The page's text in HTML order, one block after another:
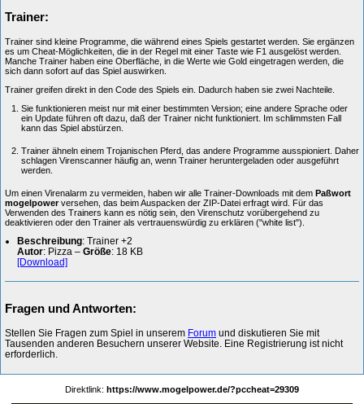
Trainer:
Trainer sind kleine Programme, die während eines Spiels gestartet werden. Sie ergänzen
es um Cheat-Möglichkeiten, die in der Regel mit einer Taste wie F1 ausgelöst werden.
Manche Trainer haben eine Oberfläche, in die Werte wie Gold eingetragen werden, die
sich dann sofort auf das Spiel auswirken.
Trainer greifen direkt in den Code des Spiels ein. Dadurch haben sie zwei Nachteile.
Sie funktionieren meist nur mit einer bestimmten Version; eine andere Sprache oder
ein Update führen oft dazu, daß der Trainer nicht funktioniert. Im schlimmsten Fall
kann das Spiel abstürzen.
Trainer ähneln einem Trojanischen Pferd, das andere Programme ausspioniert. Daher
schlagen Virenscanner häufig an, wenn Trainer heruntergeladen oder ausgeführt
werden.
Um einen Virenalarm zu vermeiden, haben wir alle Trainer-Downloads mit dem Paßwort
mogelpowerversehen, das beim Auspacken der ZIP-Datei erfragt wird. Für das
Verwenden des Trainers kann es nötig sein, den Virenschutz vorübergehend zu
deaktivieren oder den Trainer als vertrauenswürdig zu erklären ("white list").
Beschreibung: Trainer +2
Autor: Pizza – Größe: 18 KB
[Download]
Fragen und Antworten:
Stellen Sie Fragen zum Spiel in unserem Forum und diskutieren Sie mit
Tausenden anderen Besuchern unserer Website. Eine Registrierung ist nicht
erforderlich.
Direktlink: https://www.mogelpower.de/?pccheat=29309